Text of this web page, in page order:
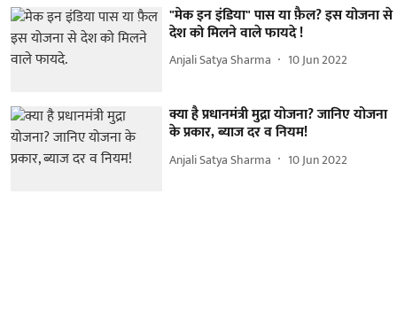
"मेक इन इंडिया" पास या फ़ैल? इस योजना से
देश को मिलने वाले फायदे !
Anjali Satya Sharma 10 Jun 2022
क्या है प्रधानमंत्री मुद्रा योजना? जानिए योजना
के प्रकार, ब्याज दर व नियम!
Anjali Satya Sharma 10 Jun 2022